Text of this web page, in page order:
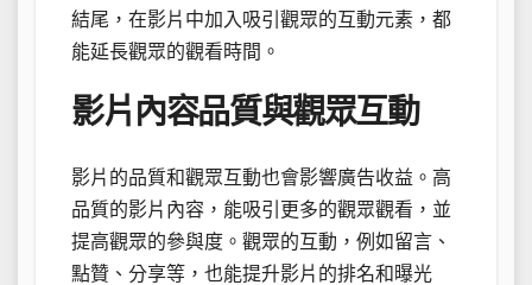
結尾，在影片中加入吸引觀眾的互動元素，都
能延長觀眾的觀看時間。
影片內容品質與觀眾互動
影片的品質和觀眾互動也會影響廣告收益。高
品質的影片內容，能吸引更多的觀眾觀看，並
提高觀眾的參與度。觀眾的互動，例如留言、
點贊、分享等，也能提升影片的排名和曝光